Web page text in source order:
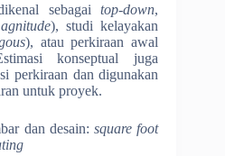
sebagaitop-down,
), studi kelayakan
), atau perkiraan awal
konseptual juga
perkiraan dan digunakan
untuk proyek.
dan desain:square foot